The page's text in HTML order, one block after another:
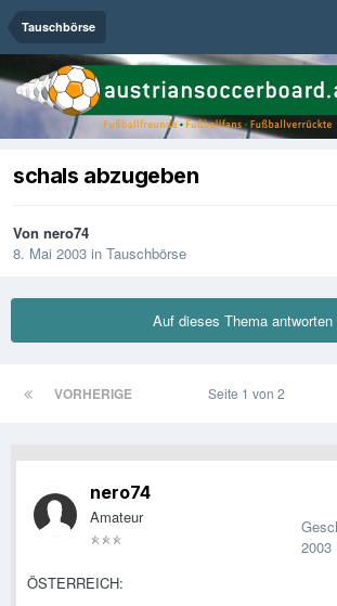
Tauschbörse
schals abzugeben
Von nero74
8. Mai 2003 in Tauschbörse
Auf dieses Thema antworten
VORHERIGE Seite 1 von 2
nero74
Amateur
2003
ÖSTERREICH: